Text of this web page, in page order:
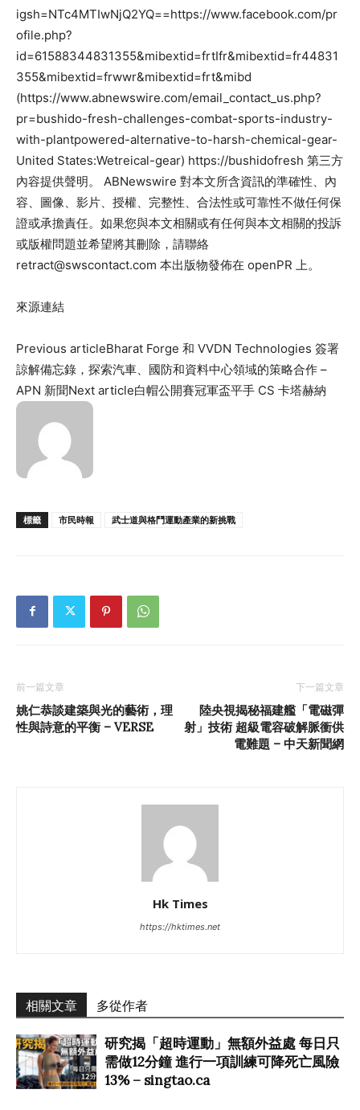
igsh=NTc4MTIwNjQ2YQ==https://www.facebook.com/pr
ofile.php?
id=61588344831355&mibextid=frtIfr&mibextid=fr44831
355&mibextid=frwwr&mibextid=frt&mibd
(https://www.abnewswire.com/email_contact_us.php?
pr=bushido-fresh-challenges-combat-sports-industry-
with-plantpowered-alternative-to-harsh-chemical-gear-
United States:Wetreical-gear) https://bushidofresh 第三方
內容提供聲明。 ABNewswire 對本文所含資訊的準確性、內
容、圖像、影片、授權、完整性、合法性或可靠性不做任何保
證或承擔責任。如果您與本文相關或有任何與本文相關的投訴
或版權問題並希望將其刪除，請聯絡
retract@swscontact.com 本出版物發佈在 openPR 上。
來源連結
Previous articleBharat Forge 和 VVDN Technologies 簽署
諒解備忘錄，探索汽車、國防和資料中心領域的策略合作 –
APN 新聞Next article白帽公開賽冠軍盃平手 CS 卡塔赫納
標籤 市民時報 武士道與格鬥運動產業的新挑戰
前一篇文章
姚仁恭談建築與光的藝術，理
性與詩意的平衡 – VERSE
下一篇文章
陸央視揭秘福建艦「電磁彈
射」技術 超級電容破解脈衝供
電難題 – 中天新聞網
Hk Times
https://hktimes.net
相關文章 多從作者
研究揭「超時運動」無額外益處 每日只
需做12分鐘 進行一項訓練可降死亡風險
13% – singtao.ca